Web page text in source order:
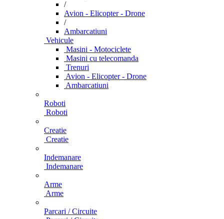
/
Avion - Elicopter - Drone
/
Ambarcatiuni
Vehicule
Masini - Motociclete
Masini cu telecomanda
Trenuri
Avion - Elicopter - Drone
Ambarcatiuni
Roboti
Roboti
Creatie
Creatie
Indemanare
Indemanare
Arme
Arme
Parcari / Circuite